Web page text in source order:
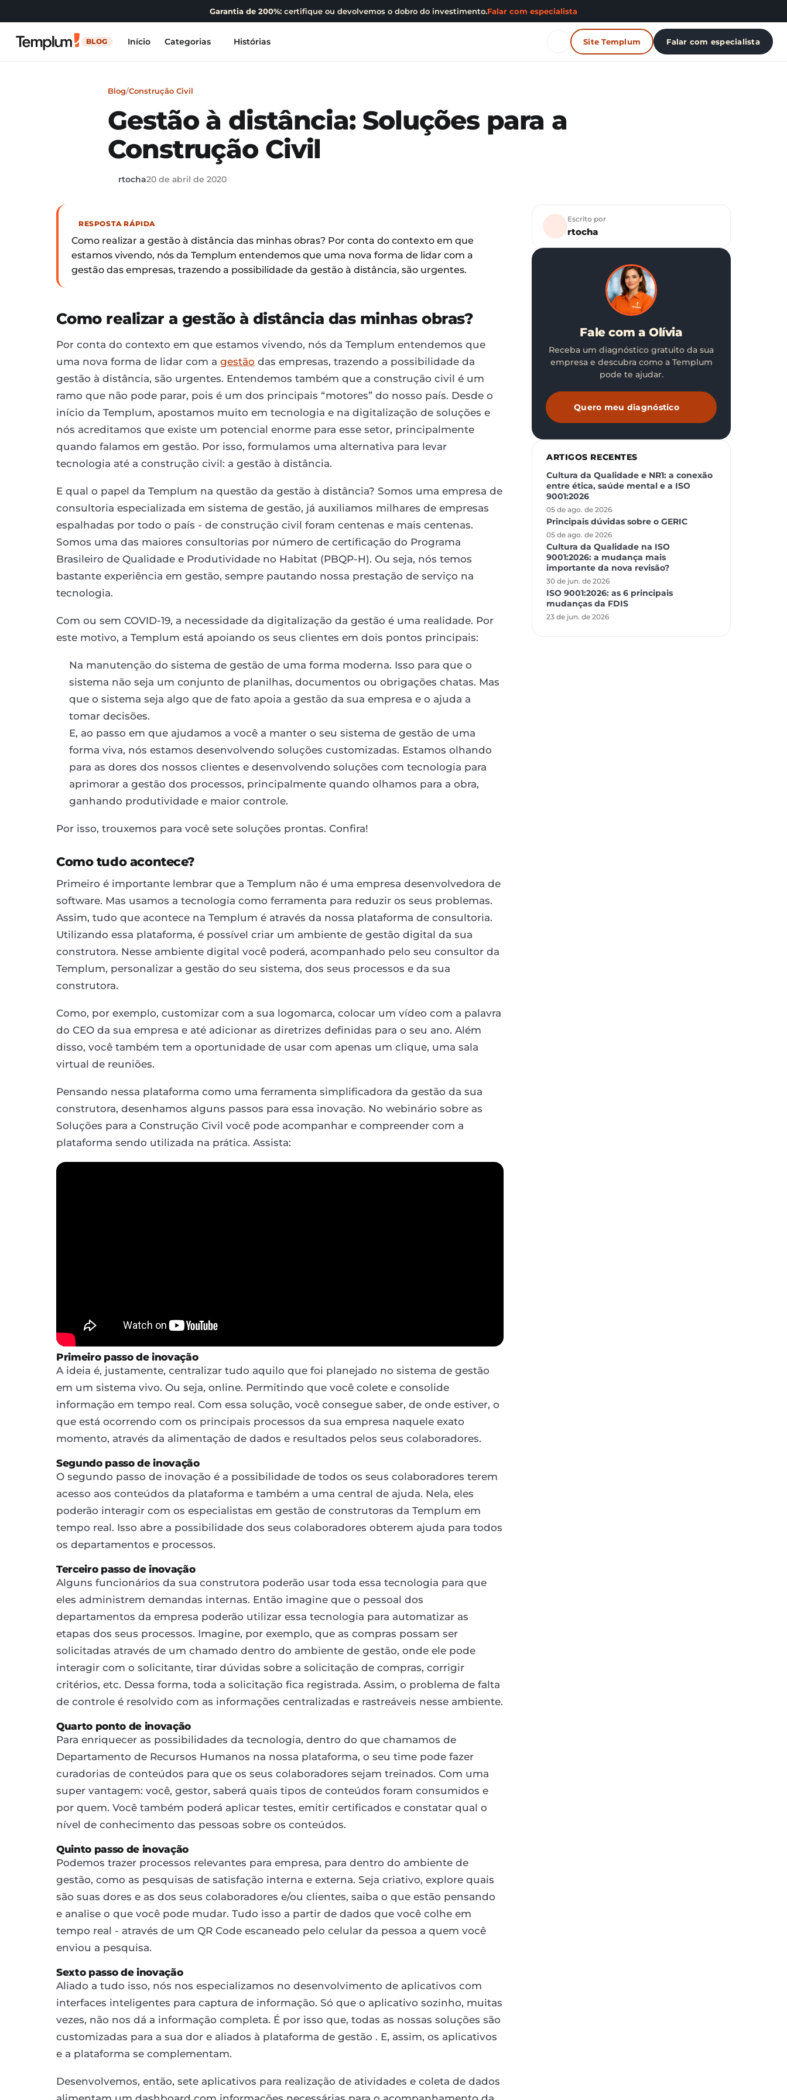
Garantia de 200%: certifique ou devolvemos o dobro do investimento.Falar com especialista
BLOG Início Categorias Histórias Site Templum Falar com especialista
Blog/Construção Civil
Gestão à distância: Soluções para a
Construção Civil
rtocha20 de abril de 2020
RESPOSTA RÁPIDA
Como realizar a gestão à distância das minhas obras? Por conta do contexto em que
estamos vivendo, nós da Templum entendemos que uma nova forma de lidar com a
gestão das empresas, trazendo a possibilidade da gestão à distância, são urgentes.
Como realizar a gestão à distância das minhas obras?
Por conta do contexto em que estamos vivendo, nós da Templum entendemos que
uma nova forma de lidar com a gestão das empresas, trazendo a possibilidade da
gestão à distância, são urgentes. Entendemos também que a construção civil é um
ramo que não pode parar, pois é um dos principais “motores” do nosso país. Desde o
início da Templum, apostamos muito em tecnologia e na digitalização de soluções e
nós acreditamos que existe um potencial enorme para esse setor, principalmente
quando falamos em gestão. Por isso, formulamos uma alternativa para levar
tecnologia até a construção civil: a gestão à distância.
E qual o papel da Templum na questão da gestão à distância? Somos uma empresa de
consultoria especializada em sistema de gestão, já auxiliamos milhares de empresas
espalhadas por todo o país - de construção civil foram centenas e mais centenas.
Somos uma das maiores consultorias por número de certificação do Programa
Brasileiro de Qualidade e Produtividade no Habitat (PBQP-H). Ou seja, nós temos
bastante experiência em gestão, sempre pautando nossa prestação de serviço na
tecnologia.
Com ou sem COVID-19, a necessidade da digitalização da gestão é uma realidade. Por
este motivo, a Templum está apoiando os seus clientes em dois pontos principais:
Na manutenção do sistema de gestão de uma forma moderna. Isso para que o
sistema não seja um conjunto de planilhas, documentos ou obrigações chatas. Mas
que o sistema seja algo que de fato apoia a gestão da sua empresa e o ajuda a
tomar decisões.
E, ao passo em que ajudamos a você a manter o seu sistema de gestão de uma
forma viva, nós estamos desenvolvendo soluções customizadas. Estamos olhando
para as dores dos nossos clientes e desenvolvendo soluções com tecnologia para
aprimorar a gestão dos processos, principalmente quando olhamos para a obra,
ganhando produtividade e maior controle.
Por isso, trouxemos para você sete soluções prontas. Confira!
Como tudo acontece?
Primeiro é importante lembrar que a Templum não é uma empresa desenvolvedora de
software. Mas usamos a tecnologia como ferramenta para reduzir os seus problemas.
Assim, tudo que acontece na Templum é através da nossa plataforma de consultoria.
Utilizando essa plataforma, é possível criar um ambiente de gestão digital da sua
construtora. Nesse ambiente digital você poderá, acompanhado pelo seu consultor da
Templum, personalizar a gestão do seu sistema, dos seus processos e da sua
construtora.
Como, por exemplo, customizar com a sua logomarca, colocar um vídeo com a palavra
do CEO da sua empresa e até adicionar as diretrizes definidas para o seu ano. Além
disso, você também tem a oportunidade de usar com apenas um clique, uma sala
virtual de reuniões.
Pensando nessa plataforma como uma ferramenta simplificadora da gestão da sua
construtora, desenhamos alguns passos para essa inovação. No webinário sobre as
Soluções para a Construção Civil você pode acompanhar e compreender com a
plataforma sendo utilizada na prática. Assista:
Primeiro passo de inovação
A ideia é, justamente, centralizar tudo aquilo que foi planejado no sistema de gestão
em um sistema vivo. Ou seja, online. Permitindo que você colete e consolide
informação em tempo real. Com essa solução, você consegue saber, de onde estiver, o
que está ocorrendo com os principais processos da sua empresa naquele exato
momento, através da alimentação de dados e resultados pelos seus colaboradores.
Segundo passo de inovação
O segundo passo de inovação é a possibilidade de todos os seus colaboradores terem
acesso aos conteúdos da plataforma e também a uma central de ajuda. Nela, eles
poderão interagir com os especialistas em gestão de construtoras da Templum em
tempo real. Isso abre a possibilidade dos seus colaboradores obterem ajuda para todos
os departamentos e processos.
Terceiro passo de inovação
Alguns funcionários da sua construtora poderão usar toda essa tecnologia para que
eles administrem demandas internas. Então imagine que o pessoal dos
departamentos da empresa poderão utilizar essa tecnologia para automatizar as
etapas dos seus processos. Imagine, por exemplo, que as compras possam ser
solicitadas através de um chamado dentro do ambiente de gestão, onde ele pode
interagir com o solicitante, tirar dúvidas sobre a solicitação de compras, corrigir
critérios, etc. Dessa forma, toda a solicitação fica registrada. Assim, o problema de falta
de controle é resolvido com as informações centralizadas e rastreáveis nesse ambiente.
Quarto ponto de inovação
Para enriquecer as possibilidades da tecnologia, dentro do que chamamos de
Departamento de Recursos Humanos na nossa plataforma, o seu time pode fazer
curadorias de conteúdos para que os seus colaboradores sejam treinados. Com uma
super vantagem: você, gestor, saberá quais tipos de conteúdos foram consumidos e
por quem. Você também poderá aplicar testes, emitir certificados e constatar qual o
nível de conhecimento das pessoas sobre os conteúdos.
Quinto passo de inovação
Podemos trazer processos relevantes para empresa, para dentro do ambiente de
gestão, como as pesquisas de satisfação interna e externa. Seja criativo, explore quais
são suas dores e as dos seus colaboradores e/ou clientes, saiba o que estão pensando
e analise o que você pode mudar. Tudo isso a partir de dados que você colhe em
tempo real - através de um QR Code escaneado pelo celular da pessoa a quem você
enviou a pesquisa.
Sexto passo de inovação
Aliado a tudo isso, nós nos especializamos no desenvolvimento de aplicativos com
interfaces inteligentes para captura de informação. Só que o aplicativo sozinho, muitas
vezes, não nos dá a informação completa. É por isso que, todas as nossas soluções são
customizadas para a sua dor e aliados à plataforma de gestão . E, assim, os aplicativos
e a plataforma se complementam.
Desenvolvemos, então, sete aplicativos para realização de atividades e coleta de dados
Escrito por
rtocha
Fale com a Olívia
Receba um diagnóstico gratuito da sua
empresa e descubra como a Templum
pode te ajudar.
Quero meu diagnóstico
ARTIGOS RECENTES
Cultura da Qualidade e NR1: a conexão
entre ética, saúde mental e a ISO
9001:2026
05 de ago. de 2026
Principais dúvidas sobre o GERIC
05 de ago. de 2026
Cultura da Qualidade na ISO
9001:2026: a mudança mais
importante da nova revisão?
30 de jun. de 2026
ISO 9001:2026: as 6 principais
mudanças da FDIS
23 de jun. de 2026